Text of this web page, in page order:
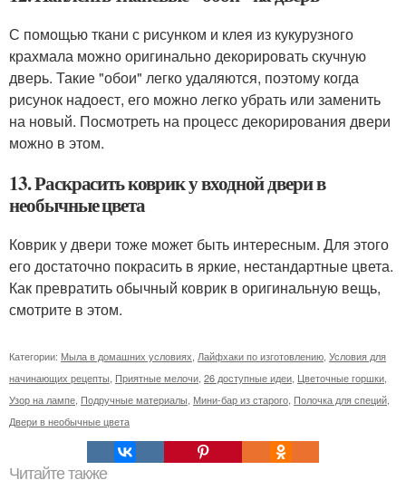
С помощью ткани с рисунком и клея из кукурузного
крахмала можно оригинально декорировать скучную
дверь. Такие "обои" легко удаляются, поэтому когда
рисунок надоест, его можно легко убрать или заменить
на новый. Посмотреть на процесс декорирования двери
можно в этом.
13. Раскрасить коврик у входной двери в
необычные цвета
Коврик у двери тоже может быть интересным. Для этого
его достаточно покрасить в яркие, нестандартные цвета.
Как превратить обычный коврик в оригинальную вещь,
смотрите в этом.
Категории: Мыла в домашних условиях Лайфхаки по изготовлению Условия для
начинающих рецепты Приятные мелочи 26 доступные идеи Цветочные горшки
Узор на лампе Подручные материалы Мини-бар из старого Полочка для специй
Двери в необычные цвета
Читайте также